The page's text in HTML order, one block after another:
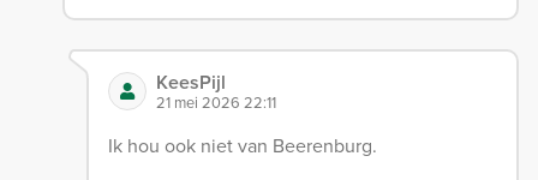
KeesPijl
21 mei 2026 22:11
Ik hou ook niet van Beerenburg.